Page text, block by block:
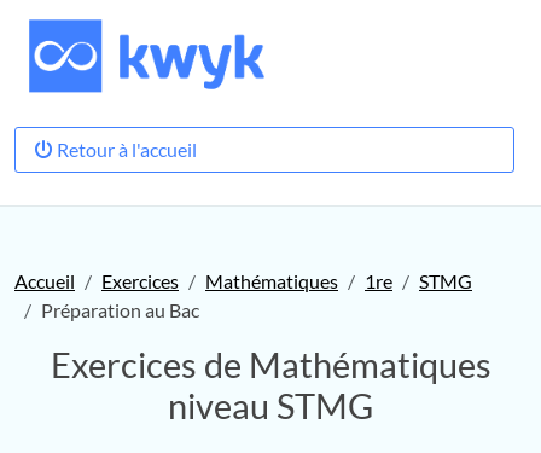
Retour à l'accueil
Accueil Exercices Mathématiques 1re
STMG
Préparation au Bac
Exercices de Mathématiques
niveau STMG